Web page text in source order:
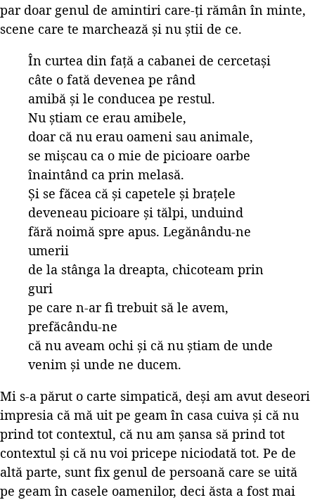
par doar genul de amintiri care-ți rămân în minte,
scene care te marchează și nu știi de ce.
În curtea din față a cabanei de cercetași
câte o fată devenea pe rând
amibă și le conducea pe restul.
Nu știam ce erau amibele,
doar că nu erau oameni sau animale,
se mișcau ca o mie de picioare oarbe
înaintând ca prin melasă.
Și se făcea că și capetele și brațele
deveneau picioare și tălpi, unduind
fără noimă spre apus. Legănându-ne
umerii
de la stânga la dreapta, chicoteam prin
guri
pe care n-ar fi trebuit să le avem,
prefăcându-ne
că nu aveam ochi și că nu știam de unde
venim și unde ne ducem.
Mi s-a părut o carte simpatică, deși am avut deseori
impresia că mă uit pe geam în casa cuiva și că nu
prind tot contextul, că nu am șansa să prind tot
contextul și că nu voi pricepe niciodată tot. Pe de
altă parte, sunt fix genul de persoană care se uită
pe geam în casele oamenilor, deci ăsta a fost mai